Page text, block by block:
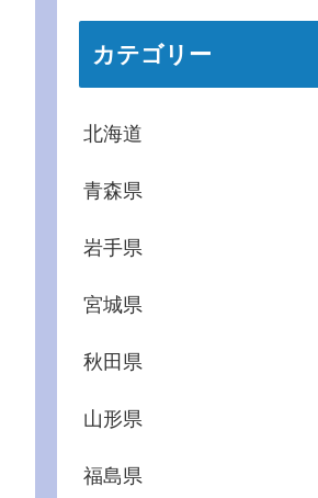
カテゴリー
北海道
青森県
岩手県
宮城県
秋田県
山形県
福島県